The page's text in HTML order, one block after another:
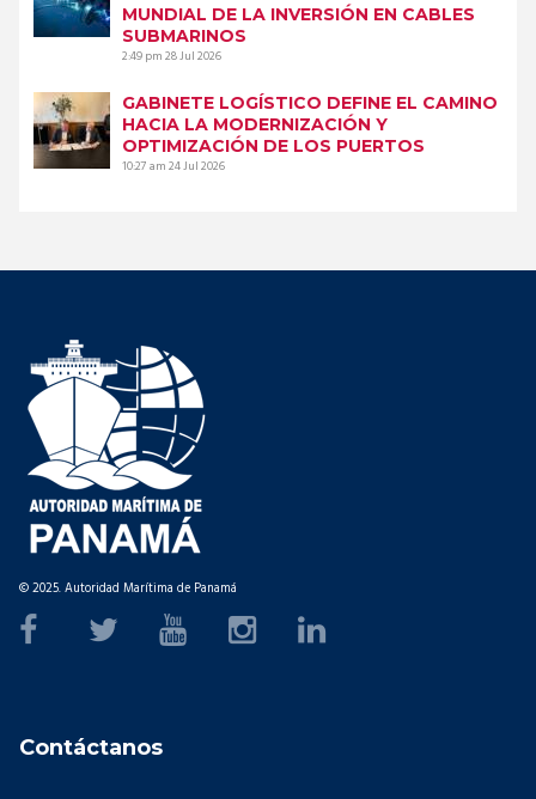
MUNDIAL DE LA INVERSIÓN EN CABLES
SUBMARINOS
2:49 pm28 Jul 2026
GABINETE LOGÍSTICO DEFINE EL CAMINO
HACIA LA MODERNIZACIÓN Y
OPTIMIZACIÓN DE LOS PUERTOS
10:27 am24 Jul 2026
© 2025. Autoridad Marítima de Panamá
Contáctanos